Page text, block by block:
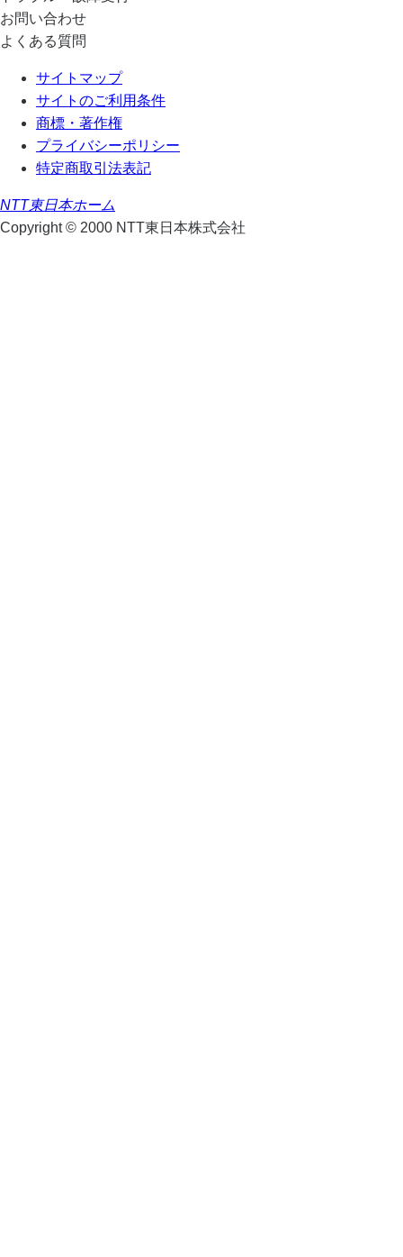
お問い合わせ
よくある質問
サイトマップ
サイトのご利用条件
商標・著作権
プライバシーポリシー
特定商取引法表記
NTT東日本ホーム
Copyright © 2000 NTT東日本株式会社